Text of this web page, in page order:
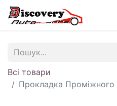
Всі товари
Прокладка Проміжного